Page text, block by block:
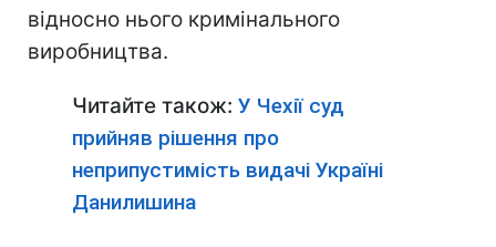
відносно нього кримінального
виробництва.
Читайте також: У Чехії суд
прийняв рішення про
неприпустимість видачі Україні
Данилишина